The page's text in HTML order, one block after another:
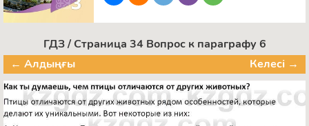
ГДЗ / Страница 34 Вопрос к параграфу 6
← Алдыңғы
Келесі →